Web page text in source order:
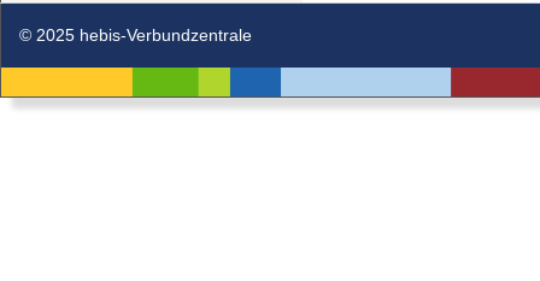
© 2025 hebis-Verbundzentrale